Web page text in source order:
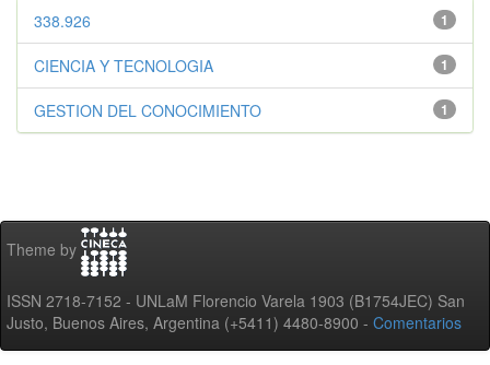
1
338.926
1
CIENCIA Y TECNOLOGIA
1
GESTION DEL CONOCIMIENTO
Theme by
ISSN 2718-7152 - UNLaM Florencio Varela 1903 (B1754JEC) San
Justo, Buenos Aires, Argentina (+5411) 4480-8900 - Comentarios